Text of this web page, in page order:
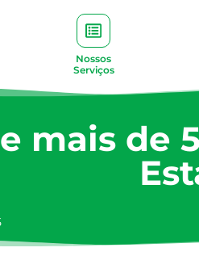
Nossos
Serviços
mais de